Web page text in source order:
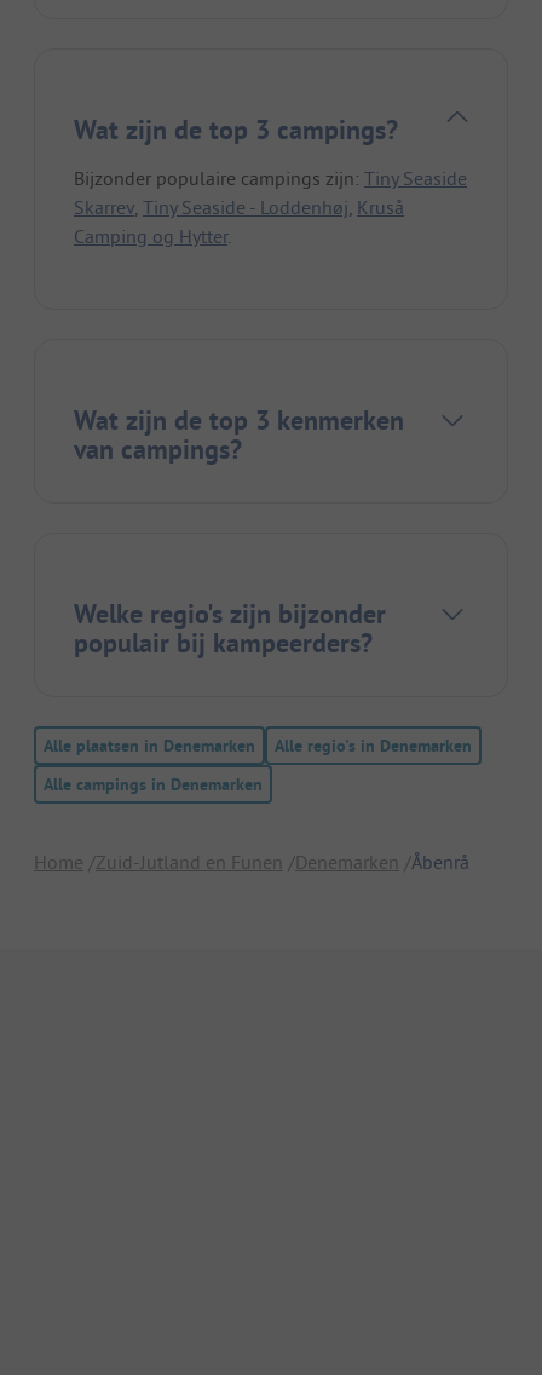
Wat zijn de top 3 campings?
Bijzonder populaire campings zijn: Tiny Seaside
Skarrev, Tiny Seaside - Loddenhøj, Kruså
Camping og Hytter.
Wat zijn de top 3 kenmerken
van campings?
Welke regio's zijn bijzonder
populair bij kampeerders?
Alle plaatsen in Denemarken
Alle regio's in Denemarken
Alle campings in Denemarken
Home Zuid-Jutland en Funen Denemarken Åbenrå